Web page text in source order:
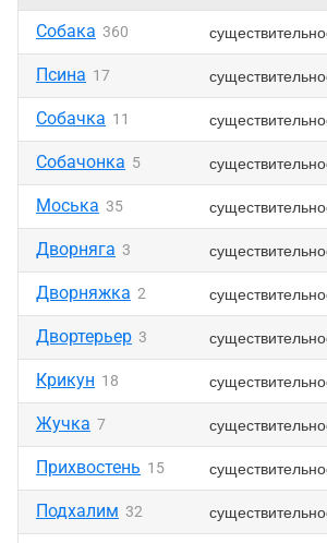
Собака 360
Псина 17
Собачка 11
Собачонка 5
Моська 35
Дворняга 3
Дворняжка 2
Двортерьер 3
Крикун 18
Жучка 7
Прихвостень 15
Подхалим 32